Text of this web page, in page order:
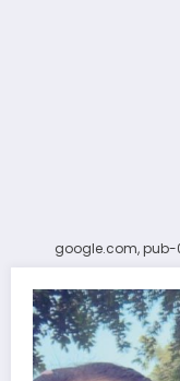
google.com, pub-